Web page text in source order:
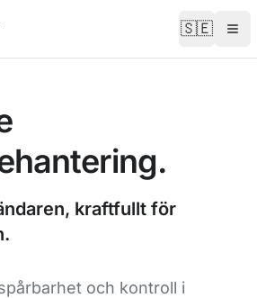
🇸🇪
kraftfullt för
och kontroll i